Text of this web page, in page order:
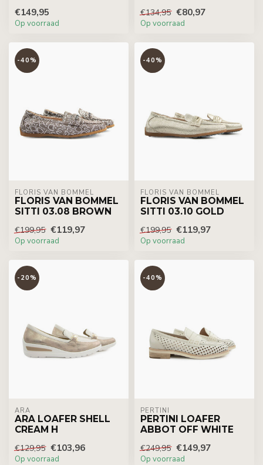
€149,95
Op voorraad
€134,95 €80,97
Op voorraad
-40%
FLORIS VAN BOMMEL
FLORIS VAN BOMMEL
SITTI 03.08 BROWN
€199,95 €119,97
Op voorraad
-40%
FLORIS VAN BOMMEL
FLORIS VAN BOMMEL
SITTI 03.10 GOLD
€199,95 €119,97
Op voorraad
-20%
ARA
ARA LOAFER SHELL
CREAM H
€129,95 €103,96
Op voorraad
-40%
PERTINI
PERTINI LOAFER
ABBOT OFF WHITE
€249,95 €149,97
Op voorraad